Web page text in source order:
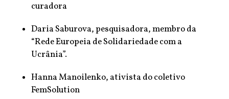
curadora
Daria Saburova, pesquisadora, membro da
“Rede Europeia de Solidariedade com a
Ucrânia”.
Hanna Manoilenko, ativista do coletivo
FemSolution